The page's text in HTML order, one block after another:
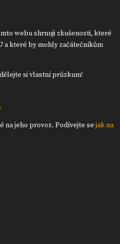
webu shrnuji zkušenosti, které
a které by mohly začátečníkům
si vlastní průzkum!
na jeho provoz. Podívejte sejak na